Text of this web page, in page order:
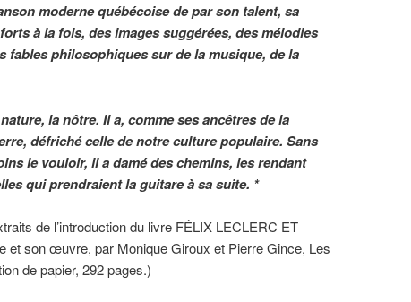
moderne québécoise de par son talent, sa
à la fois, des images suggérées, des mélodies
fables philosophiques sur de la musique, de la
la nôtre. Il a, comme ses ancêtres de la
défriché celle de notre culture populaire. Sans
le vouloir, il a damé des chemins, les rendant
qui prendraient la guitare à sa suite. *
de l’introduction du livre FÉLIX LECLERC ET
et son œuvre, par Monique Giroux et Pierre Gince, Les
de papier, 292 pages.)